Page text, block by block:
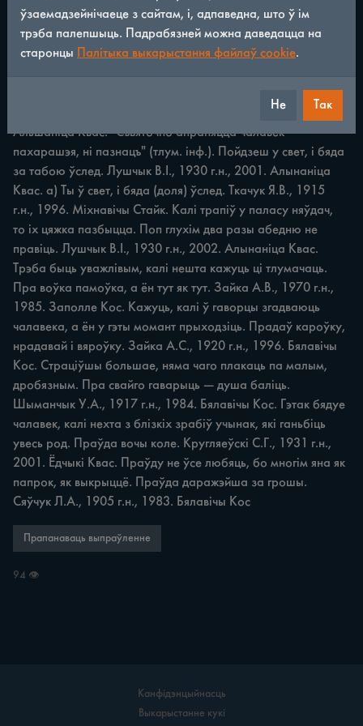
ПРЫКАЗКІ1 ПРЫМАЎКІ 87 "Калі прыйдзя бяда ў хату, то
плач, галасі, а рады ні дасі" (тлум. інф.). Плюй у вочы —
Так кажуць пра бессаромнага чалавека. Пня прыбяры,
пень стане хароніы. Лушчык B.I., 1930 г.н., 2002.
Альшаніца Квас. "Съвяточно апраняцца чалавек —
пахарашэя, ні пазнацъ" (тлум. інф.). Пойдзеш у свет, i бяда
за табою ўслед. Лушчык B.I., 1930 г.н., 2001. Алынаніца
Квас. а) Ты ў свет, i бяда (доля) ўслед. Ткачук Я.В., 1915
г.н., 1996. Міхнавічы Стайк. Калі трапіў у паласу няўдач,
то іх цяжка пазбыцца. Поп глухім два разы абедню не
правіць. Лушчык В.І., 1930 г.н., 2002. Алынаніца Квас.
Трэба быць уважлівым, калі нешта кажуць ці тлумачаць.
Пра воўка памоўка, а ён тут як тут. Зайка А.В., 1970 г.н.,
1985. Заполле Кос. Кажуць, калі ў гаворцы згадваюць
чалавека, а ён у гэты момант прыходзіць. Прадаў кароўку,
нрадавай i вяроўку. Зайка А.С., 1920 г.н., 1996. Бялавічы
Кос. Страціўшы большае, няма чаго плакаць па малым,
дробязным. Пра свайго гаварыць — душа баліць.
Шыманчык У.А., 1917 г.н., 1984. Бялавічы Кос. Гэтак бядуе
чалавек, калі нехта з блізкіх зрабіў учынак, які ганьбіць
увесь род. Праўда вочы коле. Кругляеўскі С.Г., 1931 г.н.,
2001. Ёдчыкі Квас. Праўду не ўсе любяць, бо многім яна як
папрок, як выкрыццё. Праўда даражэйша за грошы.
Сяўчук Л.А., 1905 г.н., 1983. Бялавічы Кос
Прапанаваць выпраўленне
94 👁
Канфідэнцыйнасць
Выкарыстанне кукі
ўзаемадзейнічаеце з сайтам, і, адпаведна, што ў ім
трэба палепшыць. Падрабязней можна даведацца на
старонцы
Палітыка выкарыстання файлаў cookie.
Не Так